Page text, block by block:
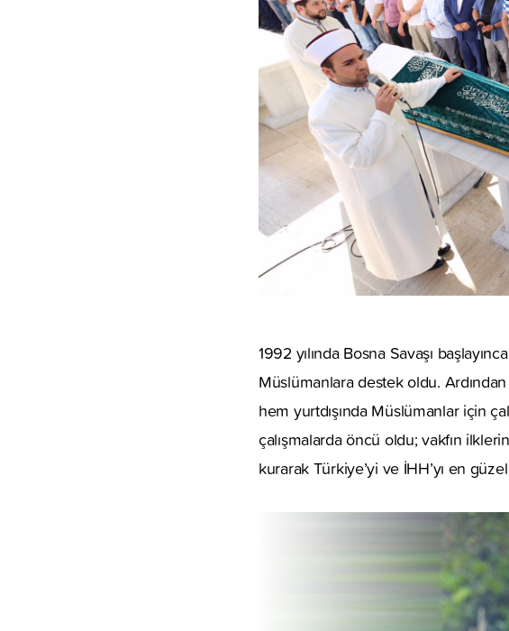
1992 yılında Bosna Savaşı
Müslümanlara destek oldu.
hem yurtdışında Müslümanlar için
çalışmalarda öncü oldu; vakfın
kurarak Türkiye’yi ve İHH’yı en